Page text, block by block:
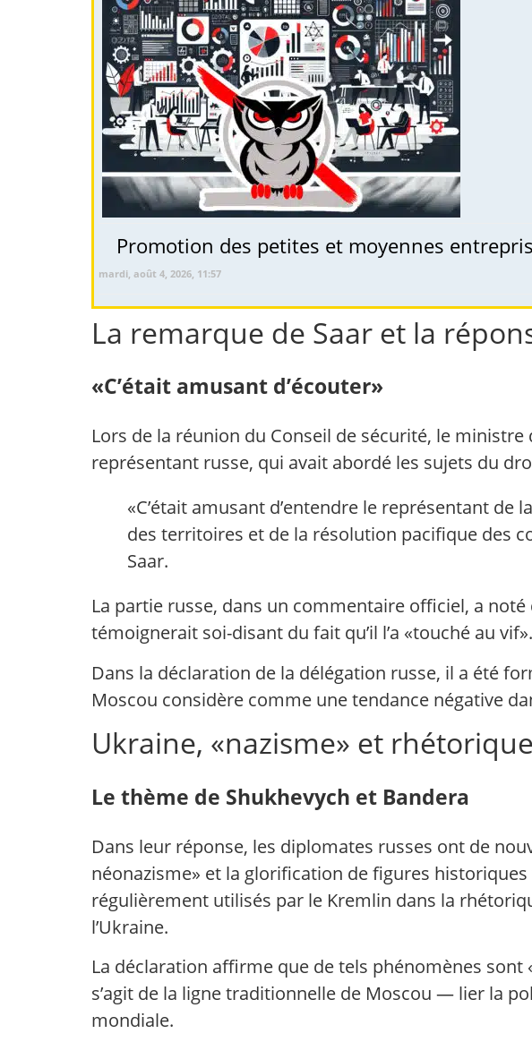
Promotion des petites et moyennes
mardi, août 4, 2026, 11:57
La remarque de Saar et la
«C’était amusant d’écouter»
Lors de la réunion du Conseil de sécurité, le
représentant russe, qui avait abordé les sujets du
«C’était amusant d’entendre le représentant de
des territoires et de la résolution pacifique des
Saar.
La partie russe, dans un commentaire officiel, a
témoignerait soi-disant du fait qu’il l’a «touché au vif».
Dans la déclaration de la délégation russe, il a été
Moscou considère comme une tendance négative
Ukraine, «nazisme» et
Le thème de Shukhevych et Bandera
Dans leur réponse, les diplomates russes ont de
néonazisme» et la glorification de figures
régulièrement utilisés par le Kremlin dans la
l’Ukraine.
La déclaration affirme que de tels phénomènes
s’agit de la ligne traditionnelle de Moscou — lier la
mondiale.